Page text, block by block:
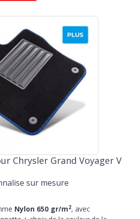
Chrysler Grand Voyager V
sur mesure
Nylon 650 gr/m2, avec